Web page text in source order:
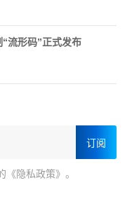
流形码”正式发布
隐私政策》。